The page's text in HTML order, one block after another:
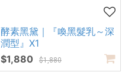
酵素黑黛｜『喚黑髮乳～深
潤型』X1
$1,880
$1,880